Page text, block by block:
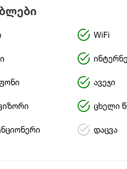
WiFi
ავეჯი
ცხელი
დაცვა